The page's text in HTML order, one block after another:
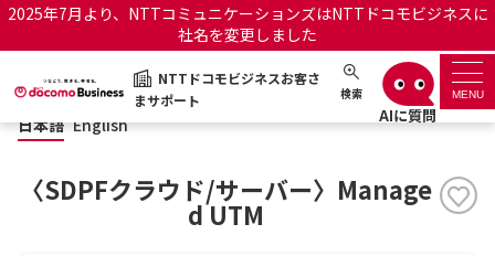
2025年7月より、NTTコミュニケーションズはNTTドコモビジネスに
社名を変更しました
NTTドコモビジネスお客さ
まサポート
検索 MENU
NTTドコモビジネスお客さまサポート 日本語 English
サポートトップ
サービス名から探す
日本語 English
〈SDPFクラウド/サーバー〉Manage
d UTM